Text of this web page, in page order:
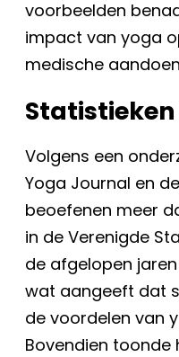
voorbeelden
impact van yoga
medische
Volgens een
Yoga Journal en
beoefenen meer
in de Verenigde
de afgelopen
wat aangeeft dat
de voordelen van
Bovendien